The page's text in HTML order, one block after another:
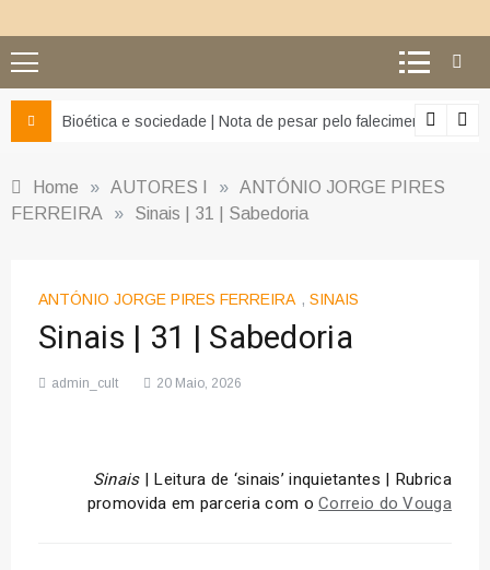
e da misericórdia’
Bioética e sociedade | Nota de pesar pelo falecimento do
Home » AUTORES I » ANTÓNIO JORGE PIRES
FERREIRA
» Sinais | 31 | Sabedoria
ANTÓNIO JORGE PIRES FERREIRA , SINAIS
Sinais | 31 | Sabedoria
admin_cult 20 Maio, 2026
Sinais| Leitura de ‘sinais’ inquietantes | Rubrica
promovida em parceria com oCorreio do Vouga